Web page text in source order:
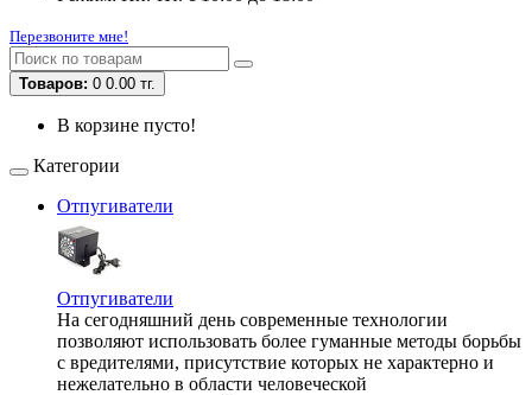
Перезвоните мне!
Товаров: 0 0.00 тг.
В корзине пусто!
Категории
Отпугиватели
Отпугиватели
На сегодняшний день современные технологии
позволяют использовать более гуманные методы борьбы
с вредителями, присутствие которых не характерно и
нежелательно в области человеческой